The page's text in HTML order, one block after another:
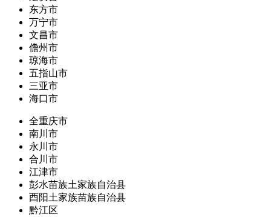
东方市
万宁市
文昌市
儋州市
琼海市
五指山市
三亚市
海口市
全重庆市
南川市
永川市
合川市
江津市
彭水苗族土家族自治县
酉阳土家族苗族自治县
黔江区